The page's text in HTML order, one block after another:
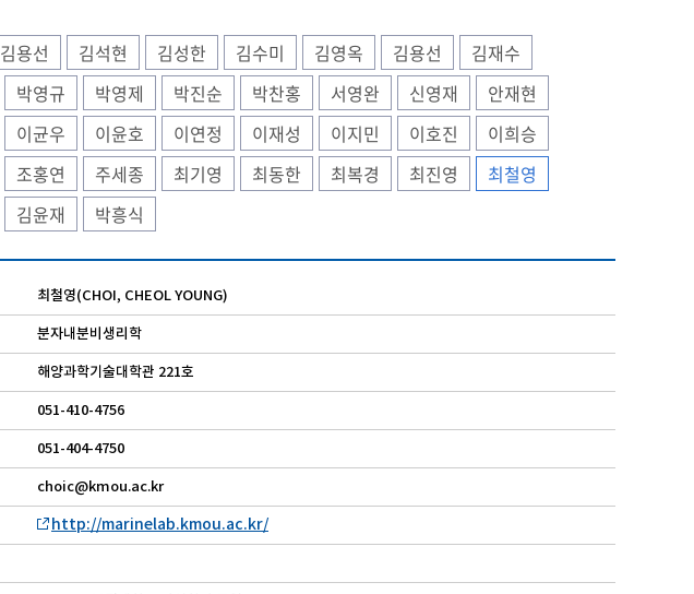
김용선 김석현 김성한 김수미 김영옥 김용선
김재수
박영규 박영제 박진순 박찬홍 서영완 신영재
안재현
이균우 이윤호 이연정 이재성 이지민 이호진
이희승
조홍연 주세종 최기영 최동한 최복경 최진영
최철영
김윤재 박흥식
최철영(CHOI, CHEOL YOUNG)
분자내분비생리학
해양과학기술대학관 221호
051-410-4756
051-404-4750
choic@kmou.ac.kr
http://marinelab.kmou.ac.kr/